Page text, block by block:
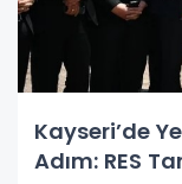
Kayseri’de
Adım: RES